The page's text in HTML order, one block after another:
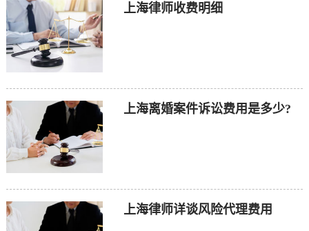
上海律师收费明细
上海离婚案件诉讼费用是多少?
上海律师详谈风险代理费用